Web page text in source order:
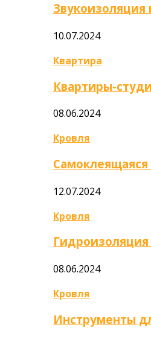
10.07.2024
Квартира
Квартиры-
08.06.2024
Кровля
12.07.2024
Кровля
08.06.2024
Кровля
Инструменты